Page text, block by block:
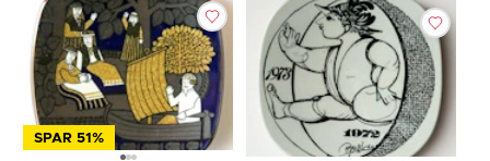
SPAR 51%